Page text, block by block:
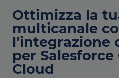
Ottimizza la
multicanale
l’integrazione
per
Cloud